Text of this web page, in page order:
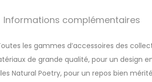
Informations complémentaires
les gammes d’accessoires des
de grande qualité, pour un design
Natural Poetry, pour un repos bien